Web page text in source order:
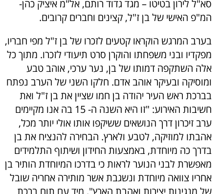
סא"ל לירון בטיטו – מגד גדוד רותם, אל"מ איציק כהן-
המ"פ האישי של בן ז"ל, קצינים וחברים קרובים.
בערב המרגש הוקראו קטעים לזכרו של בן ז"ל מפי חבריו,
מפקדיו ובני משפחתו והוקרן סרט תיעודי לזכרו. מתוך כל
אלה השתקפה דמותו של בן, נער ערכי, אוהב טבע
ומוסיקה ובעיקר אוהב אדם. חלקו השני של הערב נפתח
בברכת ראש העיר יהודה בן חמו שציין את בן ז"ל ואת
חשיבות האירוע: "זו היא השנה ה- 15 בה אנו מקיימים
ערב זיכרון דרך הנושאים ששיקפו אותו אולי יותר מכל,
אהבתו למוזיקה, לטבע ולארץ. הבחירה להנציח את בן
בדרך כה מיוחדת, באמצעות החידון ושיתוף התלמידים
מאפשרת לבני הנוער לראות כי בדרכו המיוחדת הותיר בן
אחריו צוואה מיוחדת ונשגבת אשר מותירה אחריה שובל
של מנגינות יצירות ואהבת הארץ". מיד עם תום ברכת